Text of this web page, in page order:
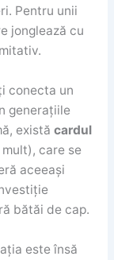
Pentru unii
jonglează cu
conecta un
generațiile
există cardul
care se
aceeași
bătăi de cap.
este însă